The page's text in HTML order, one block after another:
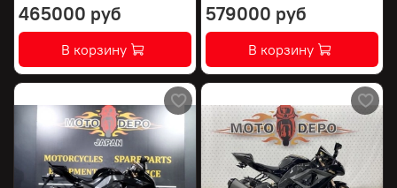
465000 руб
В корзину
579000 руб
В корзину